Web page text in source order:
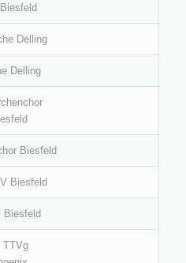
Delling
Biesfeld
Biesfeld